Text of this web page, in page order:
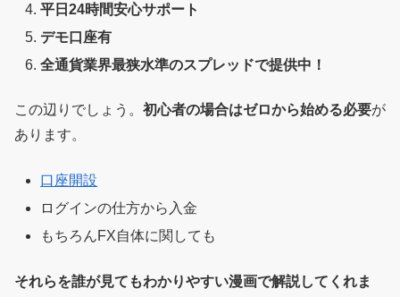
平日24時間安心サポート
デモ口座有
全通貨業界最狭水準のスプレッドで提供中！
この辺りでしょう。 初心者の場合はゼロから始める必要が
あります。
口座開設
ログインの仕方から入金
もちろんFX自体に関しても
それらを誰が見てもわかりやすい漫画で解説してくれま